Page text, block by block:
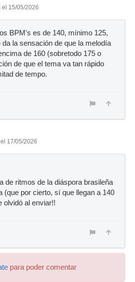
el 15/05/2026
BPM's es de 140, mínimo 125,
da la sensación de que la melodía
de 160 (sobretodo 175 o
de que el tema va tan rápido
de tempo.
el 17/05/2026
de ritmos de la diáspora brasileña
(que por cierto, sí que llegan a 140
olvidó al enviar!!
para poder comentar